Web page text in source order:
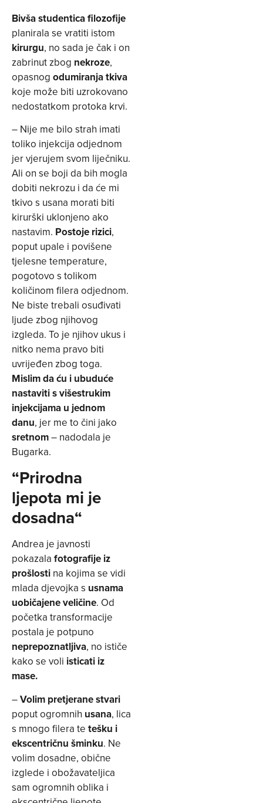
Bivša studentica filozofije
planirala se vratiti istom
kirurgu, no sada je čak i on
zabrinut zbog nekroze,
opasnog odumiranja tkiva
koje može biti uzrokovano
nedostatkom protoka krvi.
– Nije me bilo strah imati
toliko injekcija odjednom
jer vjerujem svom liječniku.
Ali on se boji da bih mogla
dobiti nekrozu i da će mi
tkivo s usana morati biti
kirurški uklonjeno ako
nastavim. Postoje rizici,
poput upale i povišene
tjelesne temperature,
pogotovo s tolikom
količinom filera odjednom.
Ne biste trebali osuđivati
ljude zbog njihovog
izgleda. To je njihov ukus i
nitko nema pravo biti
uvrijeđen zbog toga.
Mislim da ću i ubuduće
nastaviti s višestrukim
injekcijama u jednom
danu, jer me to čini jako
sretnom– nadodala je
Bugarka.
“Prirodna
ljepota mi je
dosadna“
Andrea je javnosti
pokazala fotografije iz
prošlosti na kojima se vidi
mlada djevojka s usnama
uobičajene veličine. Od
početka transformacije
postala je potpuno
neprepoznatljiva, no ističe
kako se voli isticati iz
mase.
–Volim pretjerane stvari
poput ogromnih usana, lica
s mnogo filera te tešku i
ekscentričnu šminku. Ne
volim dosadne, obične
izglede i obožavateljica
sam ogromnih oblika i